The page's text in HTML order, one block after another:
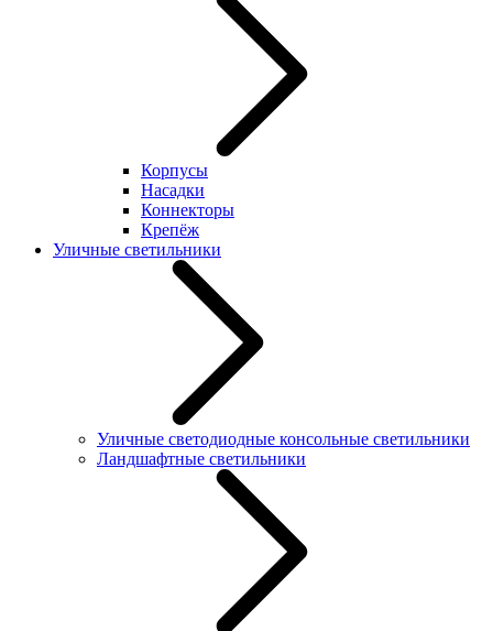
Корпусы
Насадки
Коннекторы
Крепёж
Уличные светильники
Уличные светодиодные консольные светильники
Ландшафтные светильники